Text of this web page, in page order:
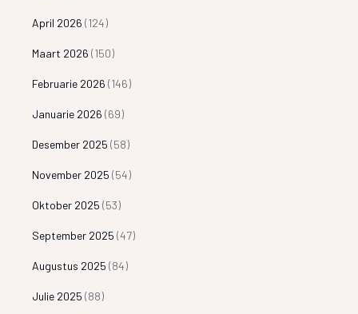
April 2026 (124)
Maart 2026 (150)
Februarie 2026 (146)
Januarie 2026 (69)
Desember 2025 (58)
November 2025 (54)
Oktober 2025 (53)
September 2025 (47)
Augustus 2025 (84)
Julie 2025 (88)